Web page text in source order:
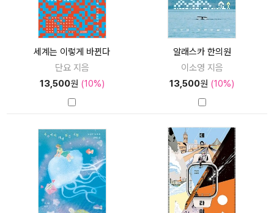
세계는 이렇게 바뀐다
단요 지음
13,500원 (10%)
알래스카 한의원
이소영 지음
13,500원 (10%)